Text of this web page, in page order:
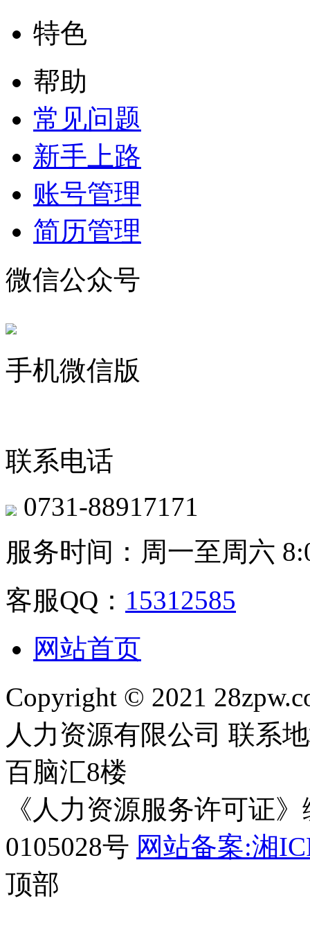
特色
帮助
常见问题
新手上路
账号管理
简历管理
微信公众号
手机微信版
联系电话
0731-88917171
服务时间：周一至周六
客服QQ： 15312585
网站首页
Copyright © 2021
人力资源有限公司 联系
百脑汇8楼
《人力资源服务许可证
0105028号 网站备案:湘
顶部